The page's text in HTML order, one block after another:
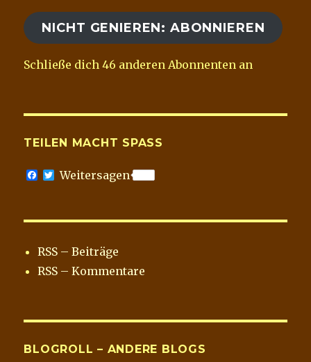
Adresse
NICHT GENIEREN: ABONNIEREN
Schließe dich 46 anderen Abonnenten an
TEILEN MACHT SPASS
F
b
k
T
t
Weitersagen
RSS – Beiträge
RSS – Kommentare
BLOGROLL – ANDERE BLOGS